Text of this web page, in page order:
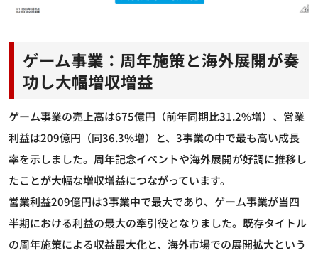
ゲーム事業：周年施策と海外展開が奏
功し大幅増収増益
ゲーム事業の売上高は675億円（前年同期比31.2%増）、営業
利益は209億円（同36.3%増）と、3事業の中で最も高い成長
率を示しました。周年記念イベントや海外展開が好調に推移し
たことが大幅な増収増益につながっています。
営業利益209億円は3事業中で最大であり、ゲーム事業が当四
半期における利益の最大の牽引役となりました。既存タイトル
の周年施策による収益最大化と、海外市場での展開拡大という